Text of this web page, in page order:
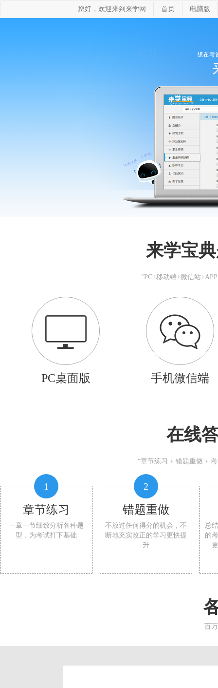
您好，欢迎来到来学网 首页 电脑版
来学宝
"PC+移动端+微信站
PC桌面版 手机微信端
在线
“章节练习 + 错题重做 +
1
章节练习
一章一节细致分析各种题
型，为考试打下基础
2
错题重做
不放过任何得分的机会，不
断地充实改正的学习更快提
升
总
的
百